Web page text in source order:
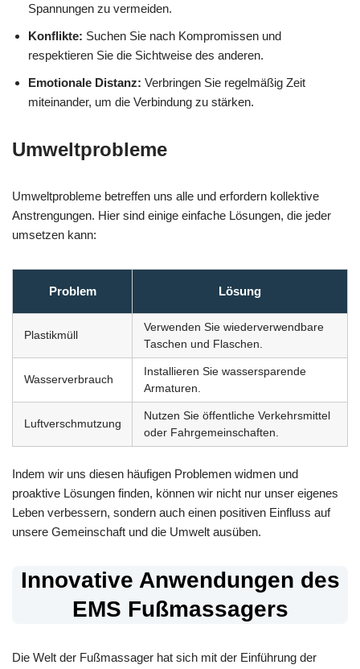
Spannungen zu vermeiden.
Konflikte: Suchen Sie nach Kompromissen und
respektieren Sie die Sichtweise des anderen.
Emotionale Distanz: Verbringen Sie regelmäßig Zeit
miteinander, um die Verbindung zu stärken.
Umweltprobleme
Umweltprobleme betreffen uns alle und erfordern kollektive
Anstrengungen. Hier sind einige einfache Lösungen, die jeder
umsetzen kann:
Problem Lösung
Plastikmüll
Verwenden Sie wiederverwendbare
Taschen und Flaschen.
Wasserverbrauch
Installieren Sie wassersparende
Armaturen.
Luftverschmutzung
Nutzen Sie öffentliche Verkehrsmittel
oder Fahrgemeinschaften.
Indem wir uns diesen häufigen Problemen widmen und
proaktive Lösungen finden, können wir nicht nur unser eigenes
Leben verbessern, sondern auch einen positiven Einfluss auf
unsere Gemeinschaft und die Umwelt ausüben.
Innovative Anwendungen des
EMS Fußmassagers
Die Welt der Fußmassager hat sich mit der Einführung der